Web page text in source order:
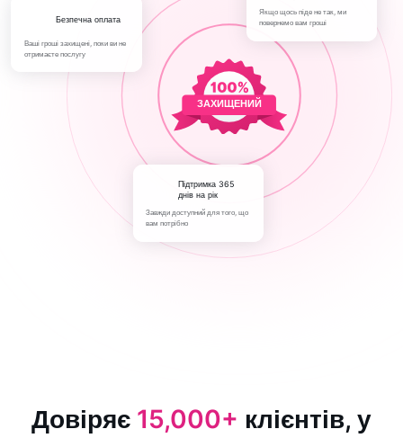
ЗАХИЩЕНИЙ
Безпечна оплата
Ваші гроші захищені, поки ви не
отримаєте послугу
Якщо щось піде не так, ми
повернемо вам гроші
Підтримка 365
днів на рік
Завжди доступний для того, що
вам потрібно
Довіряє 15,000+ клієнтів, у